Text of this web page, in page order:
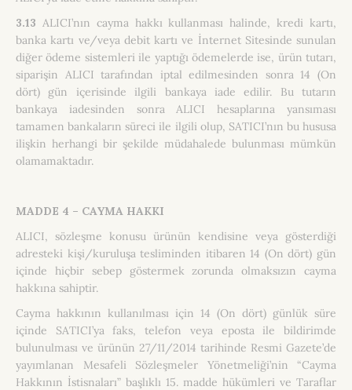
3.13 ALICI’nın cayma hakkı kullanması halinde, kredi kartı,
banka kartı ve/veya debit kartı ve İnternet Sitesinde sunulan
diğer ödeme sistemleri ile yaptığı ödemelerde ise, ürün tutarı,
siparişin ALICI tarafından iptal edilmesinden sonra 14 (On
dört) gün içerisinde ilgili bankaya iade edilir. Bu tutarın
bankaya iadesinden sonra ALICI hesaplarına yansıması
tamamen bankaların süreci ile ilgili olup, SATICI’nın bu hususa
ilişkin herhangi bir şekilde müdahalede bulunması mümkün
olamamaktadır.
MADDE 4 – CAYMA HAKKI
ALICI, sözleşme konusu ürünün kendisine veya gösterdiği
adresteki kişi/kuruluşa tesliminden itibaren 14 (On dört) gün
içinde hiçbir sebep göstermek zorunda olmaksızın cayma
hakkına sahiptir.
Cayma hakkının kullanılması için 14 (On dört) günlük süre
içinde SATICI’ya faks, telefon veya eposta ile bildirimde
bulunulması ve ürünün 27/11/2014 tarihinde Resmi Gazete’de
yayımlanan Mesafeli Sözleşmeler Yönetmeliği’nin “Cayma
Hakkının İstisnaları” başlıklı 15. madde hükümleri ve Taraflar